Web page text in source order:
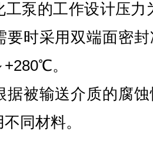
工泵的工作设计压
时采用双端面密
。
据被输送介质的腐
同材料。